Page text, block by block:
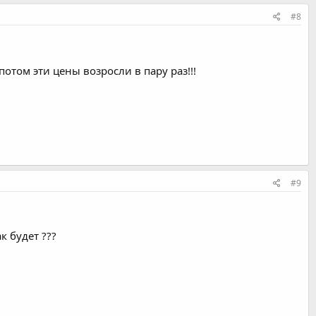
#8
эти цены возросли в пару раз!!!
#9
???